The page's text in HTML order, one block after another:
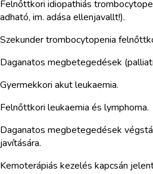
Felnőttkori idiopathiás
adható, im. adása ellenjavallt!).
Szekunder trombocytopenia
Daganatos megbetegedések
Gyermekkori akut leukaemia.
Felnőttkori leukaemia és lymphoma.
Daganatos megbetegedések
javítására.
Kemoterápiás kezelés kapcsán